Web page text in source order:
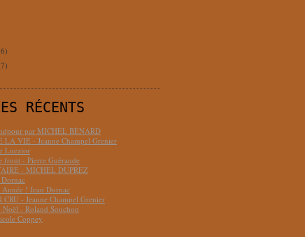
RÉCENTS
par MICHEL BÉNARD
LA VIE - Jeanne Champel Grenier
Luezior
front - Pierre Guérande
- MICHEL DUPREZ
! Jean Dornac
- Jeanne Champel Grenier
Noël - Roland Souchon
Coppey